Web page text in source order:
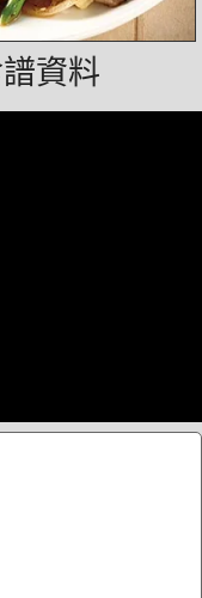
資料